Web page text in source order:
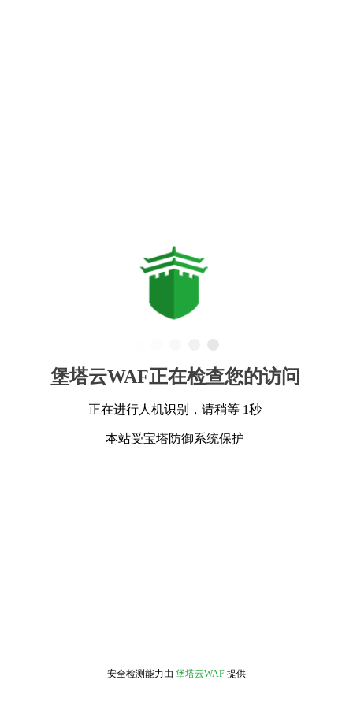
堡塔云WAF正在检查您的访问
正在进行人机识别，请稍等 1秒
本站受宝塔防御系统保护
安全检测能力由 堡塔云WAF 提供